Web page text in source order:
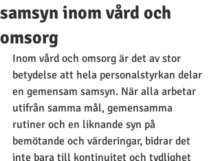
samsyn inom vård och
omsorg
Inom vård och omsorg är det av stor
betydelse att hela personalstyrkan delar
en gemensam samsyn. När alla arbetar
utifrån samma mål, gemensamma
rutiner och en liknande syn på
bemötande och värderingar, bidrar det
inte bara till kontinuitet och tydlighet